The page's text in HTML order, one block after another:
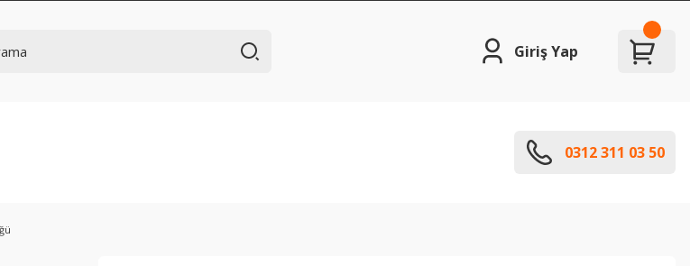
Giriş Yap
0312 311 03 50